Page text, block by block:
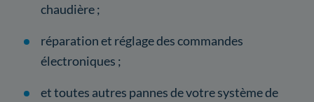
chaudière ;
réparation et réglage des commandes
électroniques ;
et toutes autres pannes de votre système de